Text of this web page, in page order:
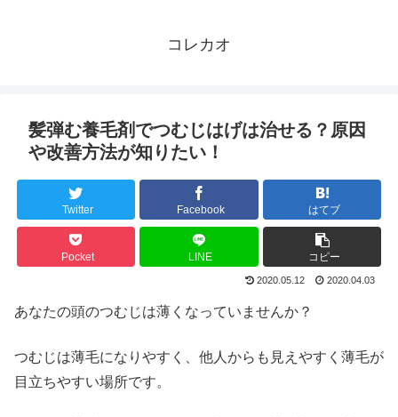
コレカオ
髪弾む養毛剤でつむじはげは治せる？原因
や改善方法が知りたい！
Twitter Facebook はてブ
Pocket LINE コピー
2020.05.12 2020.04.03
あなたの頭のつむじは薄くなっていませんか？
つむじは薄毛になりやすく、他人からも見えやすく薄毛が
目立ちやすい場所です。